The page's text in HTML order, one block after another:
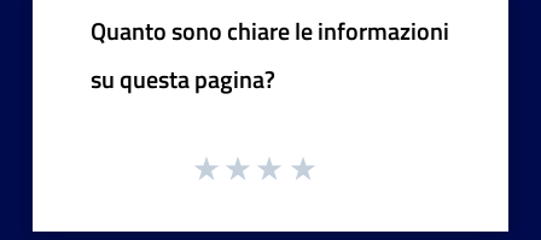
Quanto sono chiare le informazioni
su questa pagina?